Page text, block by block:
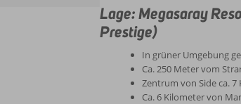
Lage: Megasaray
Prestige)
In grüner Umgebung
Ca. 250 Meter vom
Zentrum von Side ca.
Ca. 6 Kilometer von